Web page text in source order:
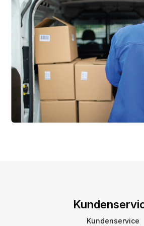
Kundenservice